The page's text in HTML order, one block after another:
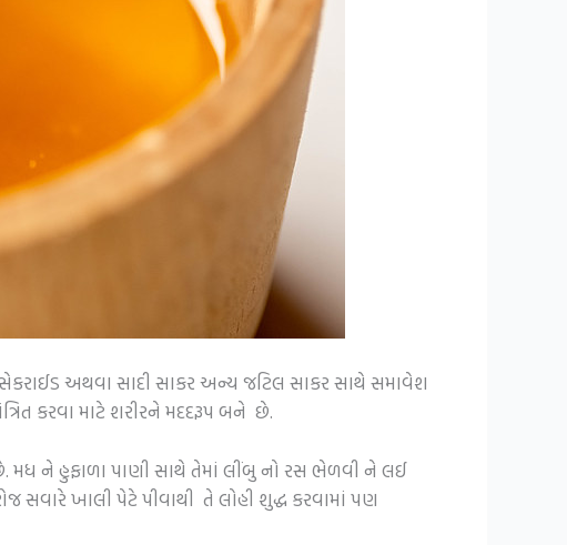
અથવા સાદી સાકર અન્ય જટિલ સાકર સાથે સમાવેશ
કરવા માટે શરીરને મદદરૂપ બને છે.
મધ ને હુફાળા પાણી સાથે તેમાં લીંબુ નો રસ ભેળવી ને લઈ
ખાલી પેટે પીવાથી તે લોહી શુદ્ધ કરવામાં પણ